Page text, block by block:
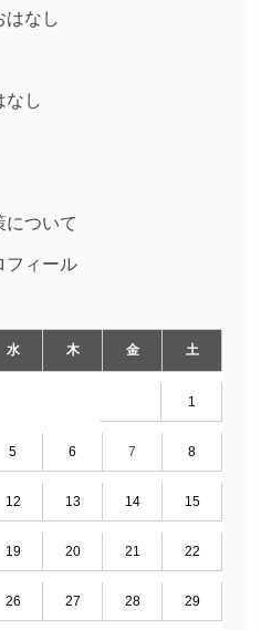
はなし
なし
について
ィール
水 木 金 土
1
5 6 7 8
12 13 14 15
19 20 21 22
26 27 28 29